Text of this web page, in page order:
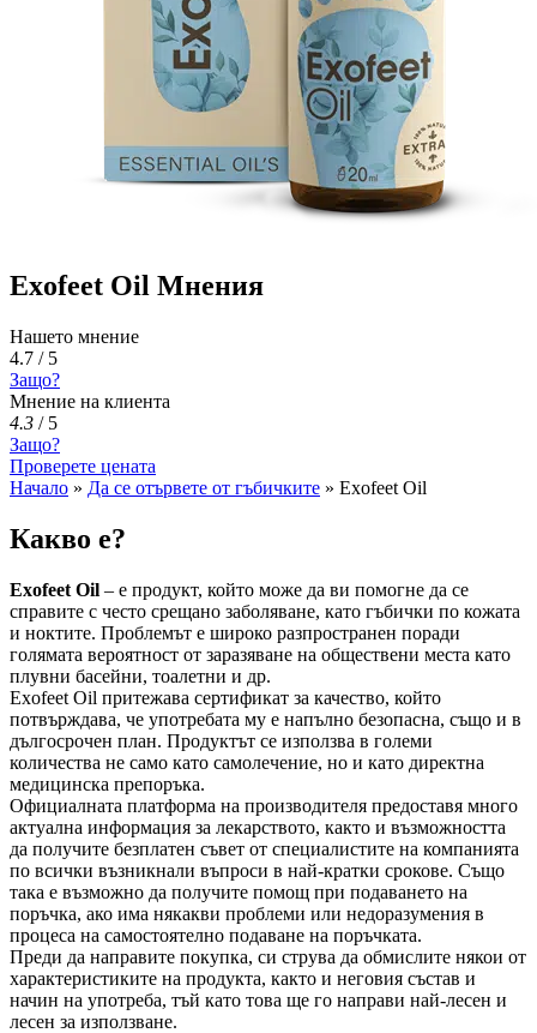
Exofeet Oil Мнения
Нашето мнение
4.7 / 5
Защо?
Мнение на клиента
4.3 / 5
Защо?
Проверете цената
Начало » Да се ​​отървете от гъбичките » Exofeet Oil
Какво е?
Exofeet Oil – е продукт, който може да ви помогне да се
справите с често срещано заболяване, като гъбички по кожата
и ноктите. Проблемът е широко разпространен поради
голямата вероятност от заразяване на обществени места като
плувни басейни, тоалетни и др.
Exofeet Oil притежава сертификат за качество, който
потвърждава, че употребата му е напълно безопасна, също и в
дългосрочен план. Продуктът се използва в големи
количества не само като самолечение, но и като директна
медицинска препоръка.
Официалната платформа на производителя предоставя много
актуална информация за лекарството, както и възможността
да получите безплатен съвет от специалистите на компанията
по всички възникнали въпроси в най-кратки срокове. Също
така е възможно да получите помощ при подаването на
поръчка, ако има някакви проблеми или недоразумения в
процеса на самостоятелно подаване на поръчката.
Преди да направите покупка, си струва да обмислите някои от
характеристиките на продукта, както и неговия състав и
начин на употреба, тъй като това ще го направи най-лесен и
лесен за използване.